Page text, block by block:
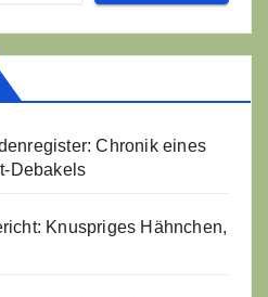
Chronik eines
Debakels
Knuspriges Hähnchen,